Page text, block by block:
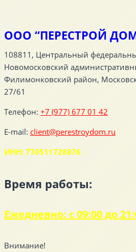
ООО “ПЕРЕСТРОЙ
108811, Центральный
Новомосковский
Филимонковский район,
27/61
Телефон: +7 (977) 677 01 42
E-mail: client@perestroydom.ru
ИНН: 770511728876
Время работы:
Ежедневно: с 09:00 до
Внимание!